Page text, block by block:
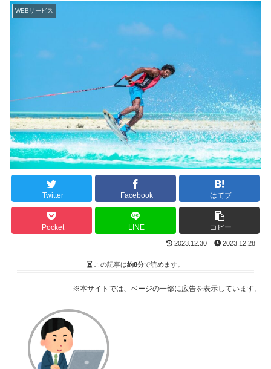
WEBサービス
Twitter Facebook はてブ
Pocket LINE コピー
2023.12.30 2023.12.28
この記事は約8分で読めます。
※本サイトでは、ページの一部に広告を表示しています。